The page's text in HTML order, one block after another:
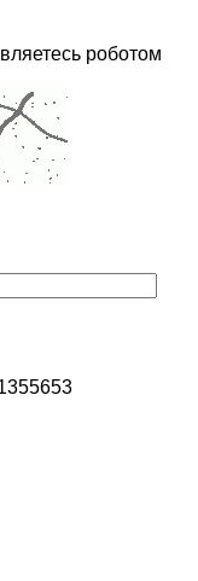
роботом